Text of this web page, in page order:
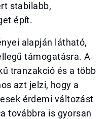
stabilabb,
épít.
alapján látható,
támogatásra. A
tranzakció és a több
azt jelzi, hogy a
érdemi változást
továbbra is gyorsan